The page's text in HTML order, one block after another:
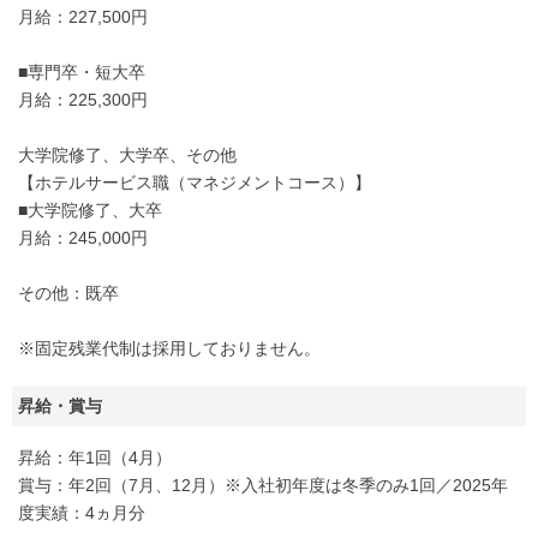
月給：227,500円
■専門卒・短大卒
月給：225,300円
大学院修了、大学卒、その他
【ホテルサービス職（マネジメントコース）】
■大学院修了、大卒
月給：245,000円
その他：既卒
※固定残業代制は採用しておりません。
昇給・賞与
昇給：年1回（4月）
賞与：年2回（7月、12月）※入社初年度は冬季のみ1回／2025年
度実績：4ヵ月分